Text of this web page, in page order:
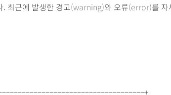
. 최근에 발생한 경고(warning)와 오류(error)를
+